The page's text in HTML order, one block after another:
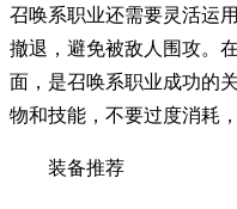
召唤系职业还需要灵活运
撤退，避免被敌人围攻。
面，是召唤系职业成功的
物和技能，不要过度消耗
装备推荐